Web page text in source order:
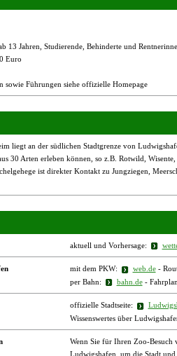
13 Jahren, Studierende, Behinderte und
Euro
sowie Führungen siehe offizielle Homepage
liegt an der südlichen Stadtgrenze von
30 Arten erleben können, so z.B. Rotwild,
ist direkter Kontakt zu Jungziegen,
aktuell und Vorhersage:
mit dem PKW: web.de-
per Bahn:
bahn.de-
offizielle Stadtseite:
Wissenswertes über
Wenn Sie für Ihren Zoo-
Ludwigshafen, um die Stadt